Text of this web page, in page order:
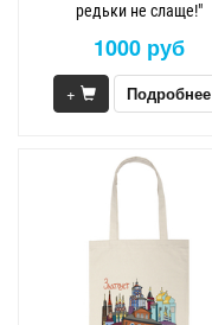
редьки не слаще!"
1000 руб
+ Подробнее